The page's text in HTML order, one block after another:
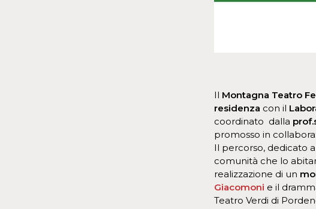
Il Montagna Teatro
residenza con il
coordinato dalla
promosso in
Il percorso, dedicato
comunità che lo
realizzazione di un
Giacomoni e il
Teatro Verdi di